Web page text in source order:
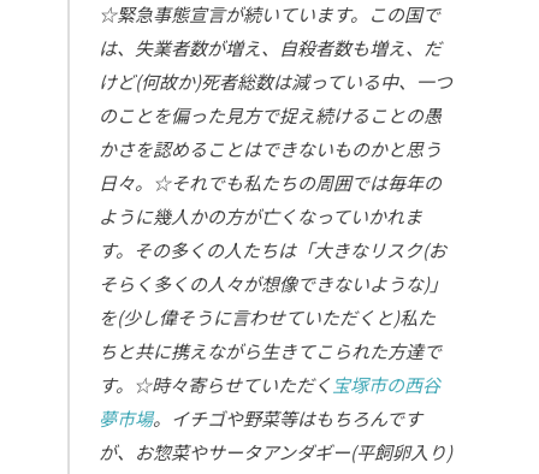
☆緊急事態宣言が続いています。この国で
は、失業者数が増え、自殺者数も増え、だ
けど(何故か)死者総数は減っている中、一つ
のことを偏った見方で捉え続けることの愚
かさを認めることはできないものかと思う
日々。☆それでも私たちの周囲では毎年の
ように幾人かの方が亡くなっていかれま
す。その多くの人たちは「大きなリスク(お
そらく多くの人々が想像できないような)」
を(少し偉そうに言わせていただくと)私た
ちと共に携えながら生きてこられた方達で
す。☆時々寄らせていただく宝塚市の西谷
夢市場。イチゴや野菜等はもちろんです
が、お惣菜やサータアンダギー(平飼卵入り)